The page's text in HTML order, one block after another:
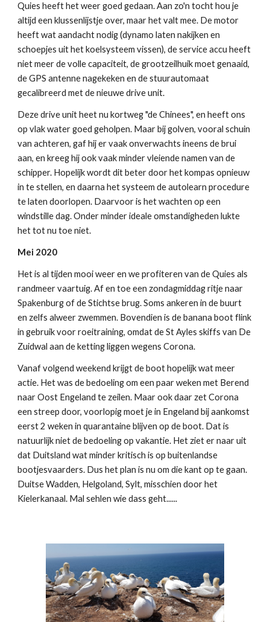
Quies heeft het weer goed gedaan. Aan zo'n tocht hou je
altijd een klussenlijstje over, maar het valt mee. De motor
heeft wat aandacht nodig (dynamo laten nakijken en
schoepjes uit het koelsysteem vissen), de service accu heeft
niet meer de volle capaciteit, de grootzeilhuik moet genaaid,
de GPS antenne nagekeken en de stuurautomaat
gecalibreerd met de nieuwe drive unit.
Deze drive unit heet nu kortweg "de Chinees", en heeft ons
op vlak water goed geholpen. Maar bij golven, vooral schuin
van achteren, gaf hij er vaak onverwachts ineens de brui
aan, en kreeg hij ook vaak minder vleiende namen van de
schipper. Hopelijk wordt dit beter door het kompas opnieuw
in te stellen, en daarna het systeem de autolearn procedure
te laten doorlopen. Daarvoor is het wachten op een
windstille dag. Onder minder ideale omstandigheden lukte
het tot nu toe niet.
Mei 2020
Het is al tijden mooi weer en we profiteren van de Quies als
randmeer vaartuig. Af en toe een zondagmiddag ritje naar
Spakenburg of de Stichtse brug. Soms ankeren in de buurt
en zelfs alweer zwemmen. Bovendien is de banana boot flink
in gebruik voor roeitraining, omdat de St Ayles skiffs van De
Zuidwal aan de ketting liggen wegens Corona.
Vanaf volgend weekend krijgt de boot hopelijk wat meer
actie. Het was de bedoeling om een paar weken met Berend
naar Oost Engeland te zeilen. Maar ook daar zet Corona
een streep door, voorlopig moet je in Engeland bij aankomst
eerst 2 weken in quarantaine blijven op de boot. Dat is
natuurlijk niet de bedoeling op vakantie. Het ziet er naar uit
dat Duitsland wat minder kritisch is op buitenlandse
bootjesvaarders. Dus het plan is nu om die kant op te gaan.
Duitse Wadden, Helgoland, Sylt, misschien door het
Kielerkanaal. Mal sehlen wie dass geht......